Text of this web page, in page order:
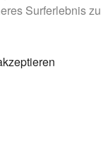
Surferlebnis zu